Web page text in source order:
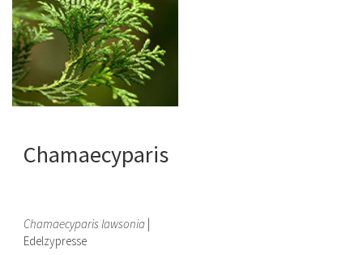
Chamaecyparis
Chamaecyparis lawsonia
Edelzypresse